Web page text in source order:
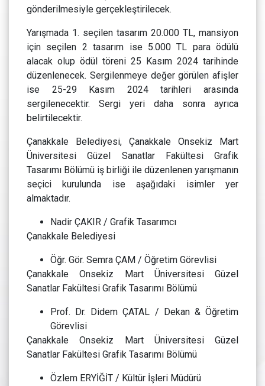
gönderilmesiyle gerçekleştirilecek.
Yarışmada 1. seçilen tasarım 20.000 TL, mansiyon
için seçilen 2 tasarım ise 5.000 TL para ödülü
alacak olup ödül töreni 25 Kasım 2024 tarihinde
düzenlenecek. Sergilenmeye değer görülen afişler
ise 25-29 Kasım 2024 tarihleri arasında
sergilenecektir. Sergi yeri daha sonra ayrıca
belirtilecektir.
Çanakkale Belediyesi, Çanakkale Onsekiz Mart
Üniversitesi Güzel Sanatlar Fakültesi Grafik
Tasarımı Bölümü iş birliği ile düzenlenen yarışmanın
seçici kurulunda ise aşağıdaki isimler yer
almaktadır.
Nadir ÇAKIR / Grafik Tasarımcı
Çanakkale Belediyesi
Öğr. Gör. Semra ÇAM / Öğretim Görevlisi
Çanakkale Onsekiz Mart Üniversitesi Güzel
Sanatlar Fakültesi Grafik Tasarımı Bölümü
Prof. Dr. Didem ÇATAL / Dekan & Öğretim
Görevlisi
Çanakkale Onsekiz Mart Üniversitesi Güzel
Sanatlar Fakültesi Grafik Tasarımı Bölümü
Özlem ERYİĞİT / Kültür İşleri Müdürü